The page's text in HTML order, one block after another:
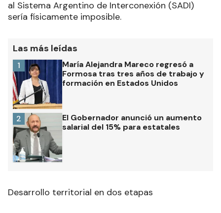
al Sistema Argentino de Interconexión (SADI)
sería físicamente imposible.
Las más leídas
María Alejandra Mareco regresó a
Formosa tras tres años de trabajo y
formación en Estados Unidos
1
El Gobernador anunció un aumento
salarial del 15% para estatales
2
Desarrollo territorial en dos etapas